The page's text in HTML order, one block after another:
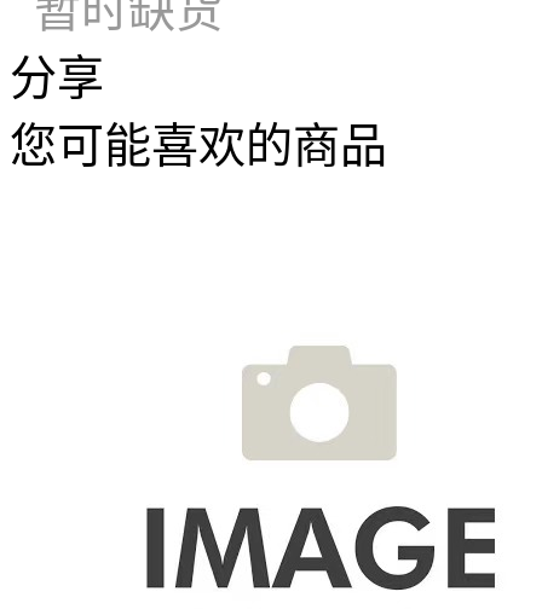
分享
您可能喜欢的商品